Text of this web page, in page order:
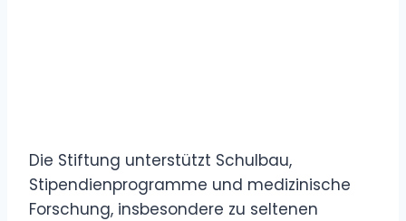
Die Stiftung unterstützt Schulbau,
Stipendienprogramme und medizinische
Forschung, insbesondere zu seltenen